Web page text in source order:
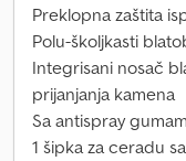
Preklopna zaštita
Polu-školjkasti
Integrisani nosač
prijanjanja kamena
Sa antispray
1 šipka za ceradu